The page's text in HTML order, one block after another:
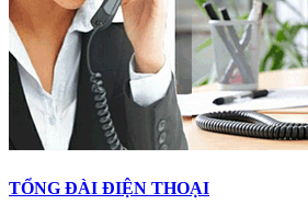
TỔNG ĐÀI ĐIỆN THOẠI